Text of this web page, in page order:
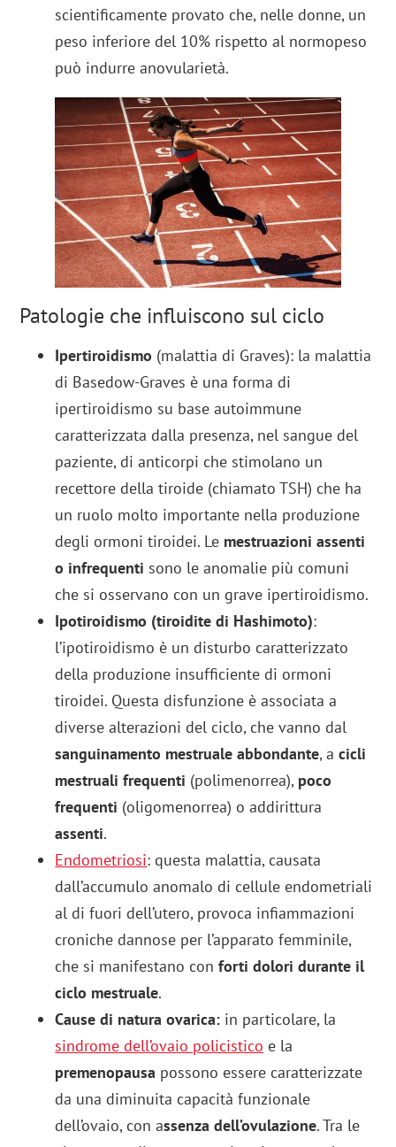
scientificamente provato che, nelle donne, un
peso inferiore del 10% rispetto al normopeso
può indurre anovularietà.
Patologie che influiscono sul ciclo
Ipertiroidismo (malattia di Graves): la malattia
di Basedow-Graves è una forma di
ipertiroidismo su base autoimmune
caratterizzata dalla presenza, nel sangue del
paziente, di anticorpi che stimolano un
recettore della tiroide (chiamato TSH) che ha
un ruolo molto importante nella produzione
degli ormoni tiroidei. Le mestruazioni assenti
o infrequenti sono le anomalie più comuni
che si osservano con un grave ipertiroidismo.
Ipotiroidismo (tiroidite di Hashimoto):
l’ipotiroidismo è un disturbo caratterizzato
della produzione insufficiente di ormoni
tiroidei. Questa disfunzione è associata a
diverse alterazioni del ciclo, che vanno dal
sanguinamento mestruale abbondante, acicli
mestruali frequenti (polimenorrea), poco
frequenti (oligomenorrea) o addirittura
assenti.
Endometriosi: questa malattia, causata
dall’accumulo anomalo di cellule endometriali
al di fuori dell’utero, provoca infiammazioni
croniche dannose per l’apparato femminile,
che si manifestano conforti dolori durante il
ciclo mestruale.
Cause di natura ovarica: in particolare, la
sindrome dell’ovaio policistico e la
premenopausa possono essere caratterizzate
da una diminuita capacità funzionale
dell’ovaio, con assenza dell’ovulazione. Tra le